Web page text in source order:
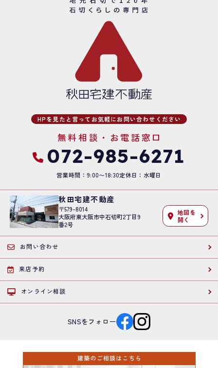
HPを見たと言ってお気軽にお問い合わせください
無料相談・お電話窓口
072-985-6271
営業時間：9:00〜18:30定休日：水曜日
秋田宅建不動産
〒579-8014
大阪府東大阪市中石切町2丁目9
番2号
地図を
開く
お問い合わせ
来店予約
オンライン相談
SNSをフォロー